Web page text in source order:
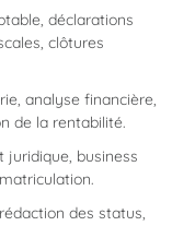
déclarations
clôtures
analyse financière,
de la rentabilité.
juridique, business
des status,